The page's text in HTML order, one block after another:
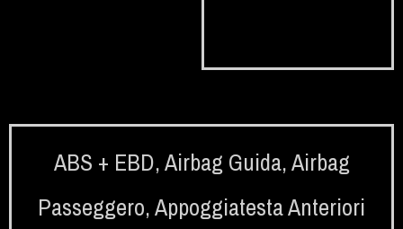
ABS + EBD,Airbag Guida,Airbag
Passeggero,Appoggiatesta Anteriori